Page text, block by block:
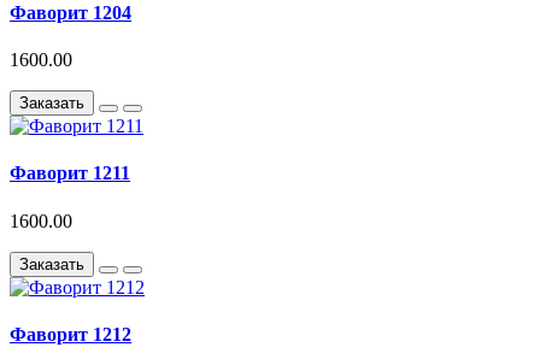
Фаворит 1204
1600.00
Заказать
Фаворит 1211
1600.00
Заказать
Фаворит 1212